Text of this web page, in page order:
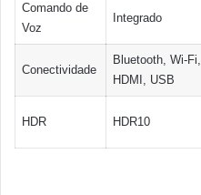
Comando de
Voz
Integrado
Conectividade
Bluetooth, Wi-Fi,
HDMI, USB
HDR HDR10